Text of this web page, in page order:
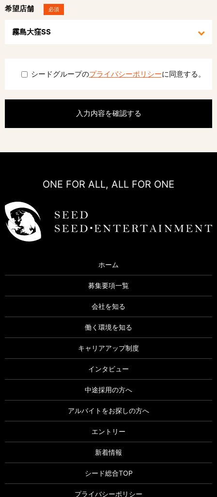
希望店舗 必須
シードグループのプライバシーポリシーに同意する。
ONE FOR ALL, ALL FOR ONE
ホーム
募集要項一覧
会社を知る
働く環境を知る
キャリアアップ制度
インタビュー
中途採用の方へ
アルバイトをお探しの方へ
エントリー
新着情報
シード総合TOP
プライバシーポリシー